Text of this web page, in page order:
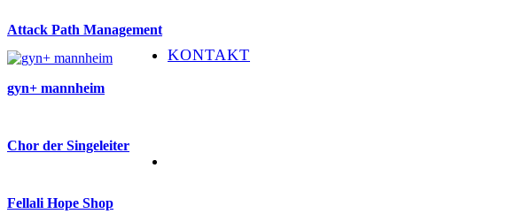
KONTAKT
Attack Path Management
gyn+ mannheim
Chor der Singeleiter
Fellali Hope Shop